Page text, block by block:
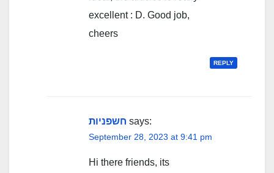
excellent : D. Good job,
cheers
REPLY
חשפניות says:
September 28, 2023 at 9:41 pm
Hi there friends, its